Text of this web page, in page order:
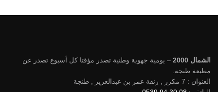
الشمال 2000
– يومية جهوية وطنية تصدر مؤقتا كل أسبوع تصدر عن
مطبعة طنجة.
العنوان : 7 مكرر , زنقة عمر بن عبدالعزيز , طنجة